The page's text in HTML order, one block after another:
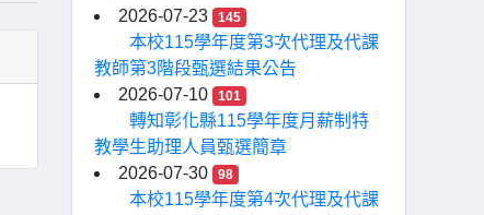
2026-07-23
145
本校115學年度第3次代理及代課
教師第3階段甄選結果公告
2026-07-10
101
轉知彰化縣115學年度月薪制特
教學生助理人員甄選簡章
2026-07-30
98
本校115學年度第4次代理及代課